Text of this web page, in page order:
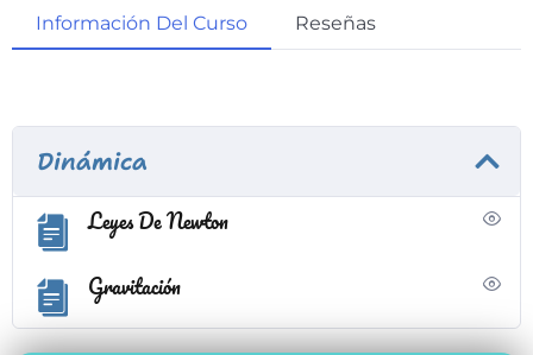
Información Del Curso Reseñas
Dinámica
Leyes De Newton
Gravitación